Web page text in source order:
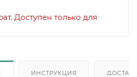
Доступен только для
ИНСТРУКЦИЯ